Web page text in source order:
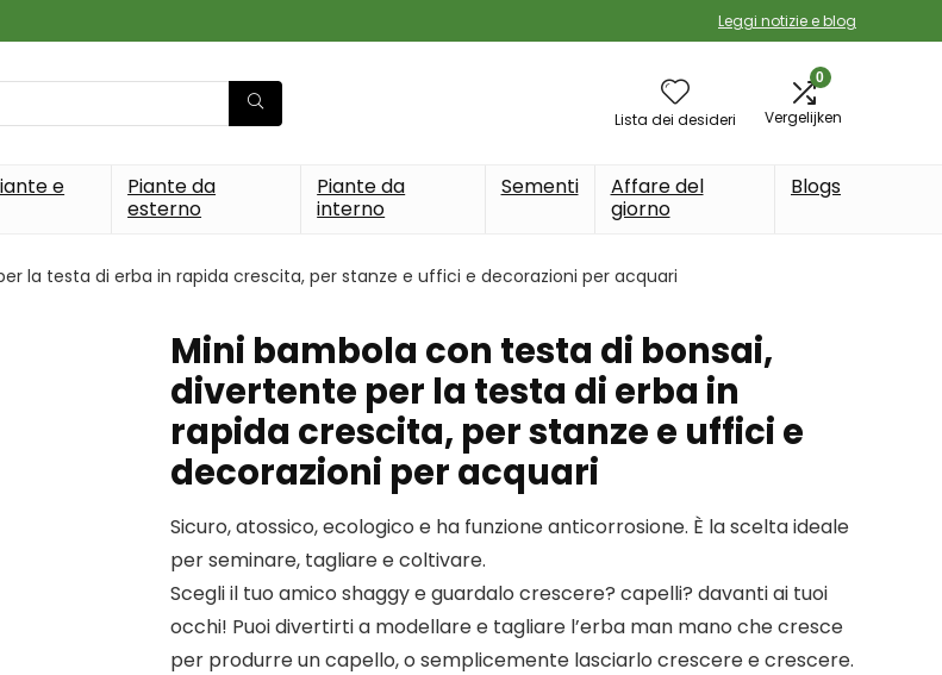
Leggi notizie e blog
Lista dei desideri
0
Vergelijken
e
Piante da
esterno
Piante da
interno
Sementi
Affare del
giorno
Blogs
la testa di erba in rapida crescita, per stanze e uffici e decorazioni per acquari
Mini bambola con testa di bonsai,
divertente per la testa di erba in
rapida crescita, per stanze e uffici e
decorazioni per acquari
Sicuro, atossico, ecologico e ha funzione anticorrosione. È la scelta ideale
per seminare, tagliare e coltivare.
Scegli il tuo amico shaggy e guardalo crescere? capelli? davanti ai tuoi
occhi! Puoi divertirti a modellare e tagliare l’erba man mano che cresce
per produrre un capello, o semplicemente lasciarlo crescere e crescere.